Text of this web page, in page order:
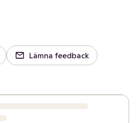
Lämna feedback